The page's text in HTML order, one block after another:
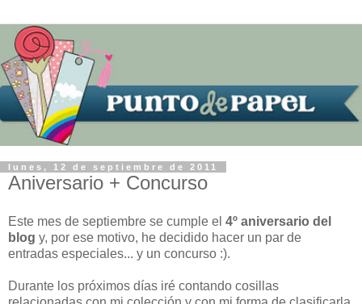
lunes, 12 de septiembre de 2011
Aniversario + Concurso
Este mes de septiembre se cumple el 4º aniversario del
blog y, por ese motivo, he decidido hacer un par de
entradas especiales... y un concurso :).
Durante los próximos días iré contando cosillas